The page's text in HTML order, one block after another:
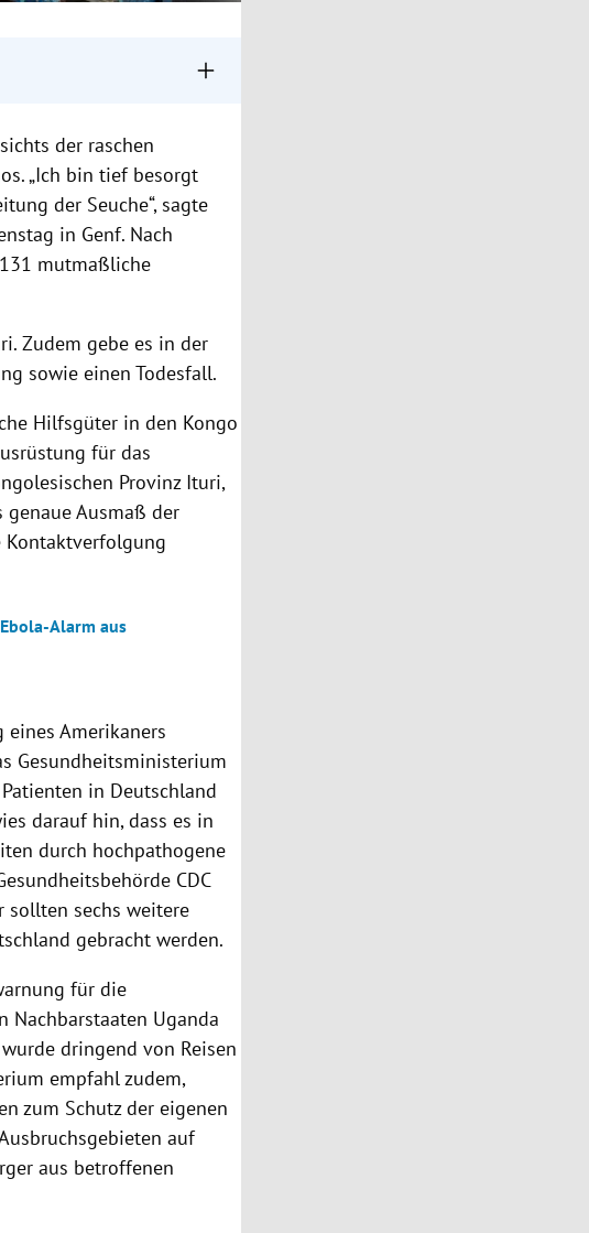
ebenfalls nach
den internationalen
der raschen
„Ich bin tief besorgt
der Seuche“, sagte
in Genf. Nach
mutmaßliche
Zudem gebe es in der
sowie einen Todesfall.
Hilfsgüter in den Kongo
für das
Provinz Ituri,
Ausmaß der
Kontaktverfolgung
Alarm aus
Amerikaners
Gesundheitsministerium
in Deutschland
darauf hin, dass es in
durch hochpathogene
CDC
sollten sechs weitere
gebracht werden.
für die
Nachbarstaaten Uganda
dringend von Reisen
empfahl zudem,
zum Schutz der eigenen
auf
aus betroffenen